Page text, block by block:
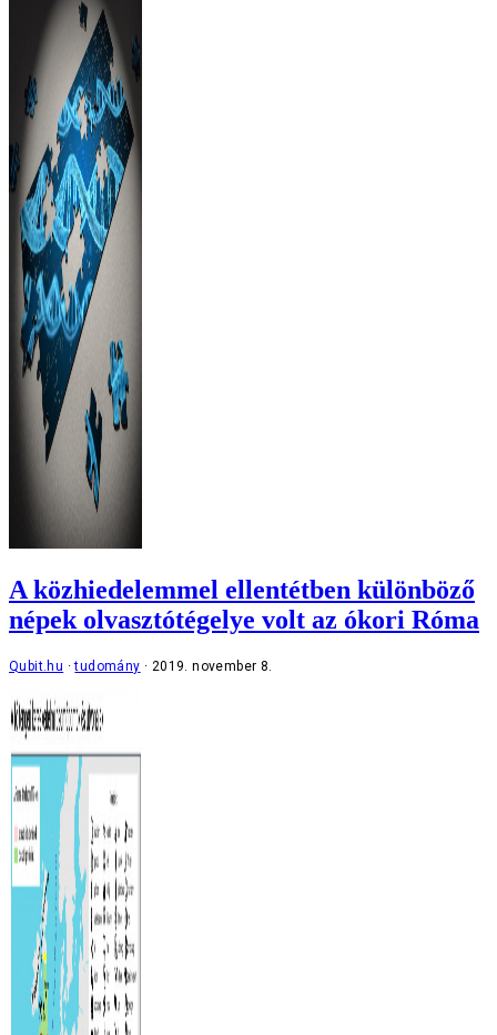
A közhiedelemmel ellentétben különböző
népek olvasztótégelye volt az ókori Róma
Qubit.hu tudomány 2019. november 8.